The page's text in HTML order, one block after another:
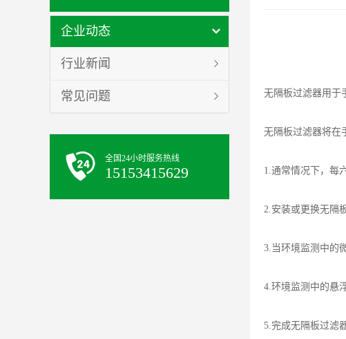
企业动态
行业新闻
常见问题
全国24小时服务热线
15153415629
无隔板过滤器用于
无隔板过滤器将在
1.通常情况下，每
2.安装或更换无隔
3.当环境监测中的
4.环境监测中的悬
5.完成无隔板过滤